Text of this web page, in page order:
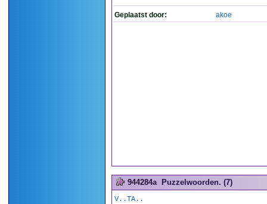
Geplaatst door: akoe
944284a Puzzelwoorden. (7)
V..TA..